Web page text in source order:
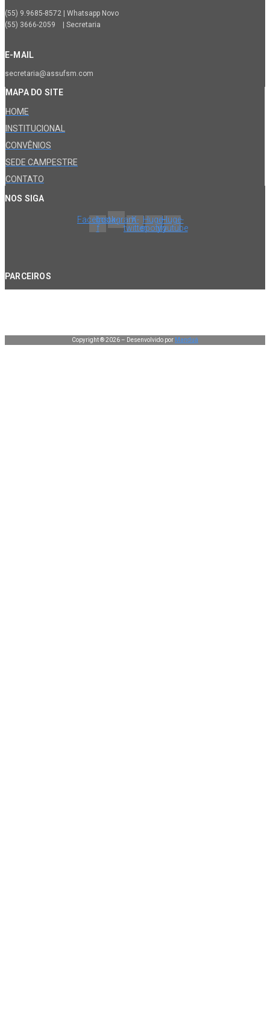
(55) 9.9685-8572 | Whatsapp Novo
(55) 3666-2059 | Secretaria
E-MAIL
secretaria@assufsm.com
MAPA DO SITE
HOME
INSTITUCIONAL
CONVÊNIOS
SEDE CAMPESTRE
CONTATO
NOS SIGA
Facebook-
f
InstagramX-
twitter
Huge-
spotify
Huge-
youtube
PARCEIROS
Copyright ® 2026 – Desenvolvido por Manduá